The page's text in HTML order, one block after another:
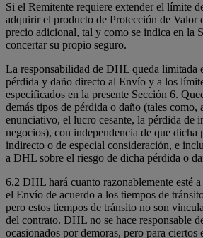
Si el Remitente requiere extender el límite
adquirir el producto de Protección de Valor
precio adicional, tal y como se indica en la
concertar su propio seguro.
La responsabilidad de DHL queda limitada
pérdida y daño directo al Envío y a los
especificados en la presente Sección 6.
demás tipos de pérdida o daño (tales como,
enunciativo, el lucro cesante, la pérdida de
negocios), con independencia de que dicha
indirecto o de especial consideración, e
a DHL sobre el riesgo de dicha pérdida o
6.2 DHL hará cuanto razonablemente esté
el Envío de acuerdo a los tiempos de
pero estos tiempos de tránsito no son
del contrato. DHL no se hace responsable
ocasionados por demoras, pero para ciertos